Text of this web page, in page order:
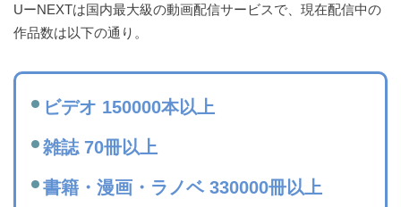
UーNEXTは国内最大級の動画配信サービスで、現在配信中の
作品数は以下の通り。
ビデオ 150000本以上
雑誌 70冊以上
書籍・漫画・ラノベ 330000冊以上